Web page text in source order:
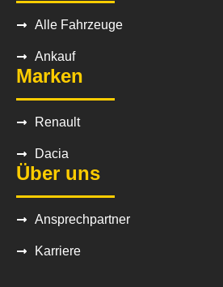
Alle Fahrzeuge
Ankauf
Marken
Renault
Dacia
Über uns
Ansprechpartner
Karriere